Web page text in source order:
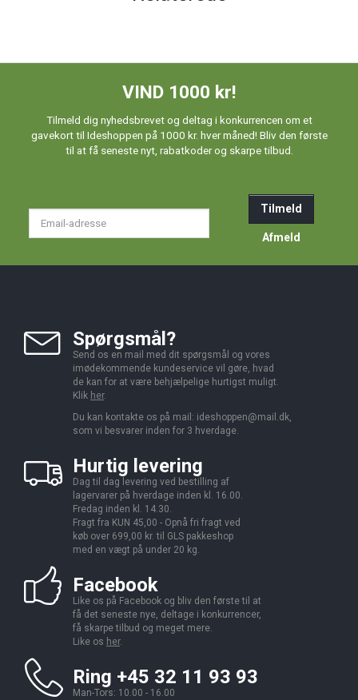
VIND 1000 kr!
Tilmeld dig nyhedsbrevet og deltag i konkurrencen om et
gavekort til Ideshoppen på 1000 kr. hver måned! Bliv den første
til at få seneste nyt, rabatkoder og skarpe tilbud.
Tilmeld
Afmeld
Spørgsmål?
Send os en mail med dit spørgsmål og vores
imødekommende kundeservice vil gøre, hvad
de kan for at være behjælpelige hurtigst muligt.
Klik her.
Du kan kontakte os på mail: ideshoppen@mail.dk,
som vi besvarer inden for 3 hverdage.
Hurtig levering
Dag til dag levering ved bestilling af
lagervarer på hverdage inden kl. 16.00.
Fredag inden kl. 14.30.
Fragt fra KUN 45,00 - Opnå fri fragt ved
køb over 699,00 kr. til GLS pakkeshop
med en vægt på under 20 kg.
Facebook
Like os på Facebook og bliv den første til at
få det seneste nye, deltage i konkurrencer,
få skarpe tilbud og meget mere.
Like os her.
Ring +45 32 11 93 93
Man-Tors: 10.00 - 16.00